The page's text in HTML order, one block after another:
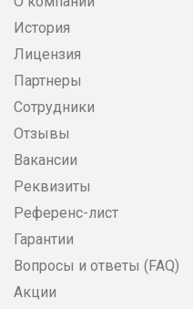
История
Лицензия
Партнеры
Сотрудники
Отзывы
Вакансии
Реквизиты
Референс-лист
Гарантии
Вопросы и ответы (FAQ)
Акции